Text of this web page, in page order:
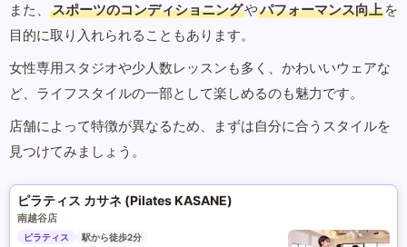
また、
スポーツのコンディショニングやパフォーマンス向上 を
目的に取り入れられることもあります。
女性専用スタジオや少人数レッスンも多く、かわいいウェアな
ど、ライフスタイルの一部として楽しめるのも魅力です。
店舗によって特徴が異なるため、まずは自分に合うスタイルを
見つけてみましょう。
ピラティス カサネ (Pilates KASANE)
南越谷店
ピラティス
駅から徒歩2分